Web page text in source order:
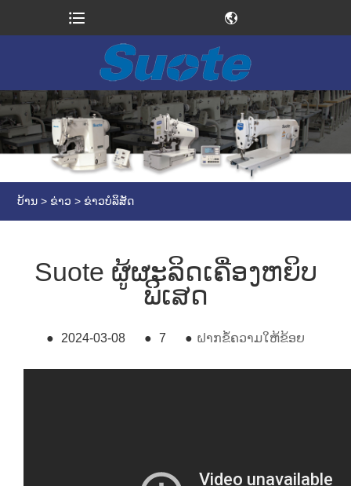
ບ້ານ > ຂ່າວ > ຂ່າວບໍລິສັດ
Suote ຜູ້ຜະລິດເຄື່ອງຫຍິບ
ພິເສດ
● 2024-03-08 ● 7 ● ຝາກຂໍ້ຄວາມໃຫ້ຂ້ອຍ